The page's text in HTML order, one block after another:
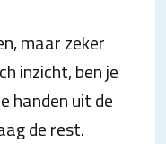
maar zeker
inzicht, ben je
handen uit de
de rest.